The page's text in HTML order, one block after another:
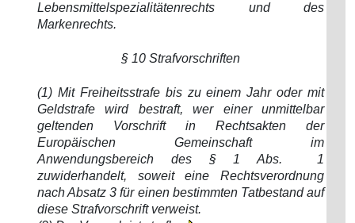
Lebensmittelspezialitätenrechts und des
Markenrechts.
§ 10 Strafvorschriften
(1) Mit Freiheitsstrafe bis zu einem Jahr oder mit
Geldstrafe wird bestraft, wer einer unmittelbar
geltenden Vorschrift in Rechtsakten der
Europäischen Gemeinschaft im
Anwendungsbereich des § 1 Abs. 1
zuwiderhandelt, soweit eine Rechtsverordnung
nach Absatz 3 für einen bestimmten Tatbestand auf
diese Strafvorschrift verweist.